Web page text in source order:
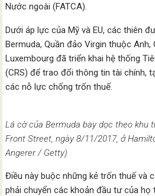
Nước ngoài (FATCA).
Dưới áp lực của Mỹ và EU, các thiên
Bermuda, Quần đảo Virgin thuộc Anh,
Luxembourg đã triển khai hệ thống
(CRS) để trao đổi thông tin tài chính,
các nỗ lực chống trốn thuế.
Lá cờ của Bermuda bay dọc theo khu
Front Street, ngày 8/11/2017, ở
Angerer / Getty)
Điều này buộc những kẻ trốn thuế và
phải chuyển các khoản đầu tư của họ